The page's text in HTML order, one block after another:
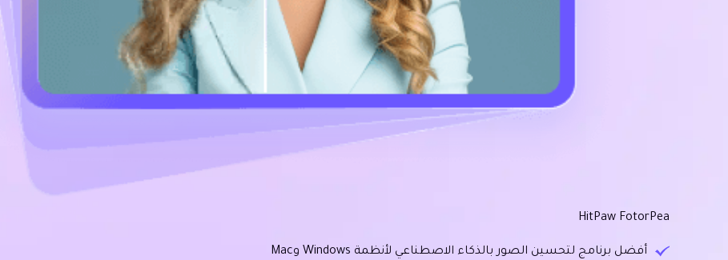
HitPaw FotorPea
أفضل برنامج لتحسين الصور بالذكاء الاصطناعي لأنظمة Windows وMac